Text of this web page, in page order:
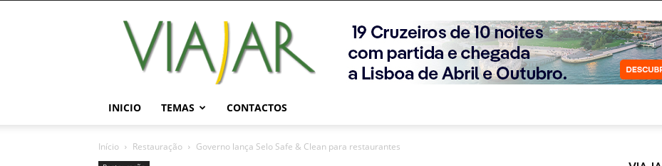
Viajar
Magazine
Online
INICIO TEMAS CONTACTOS
Início Restauração Governo lança Selo Safe & Clean para restaurantes